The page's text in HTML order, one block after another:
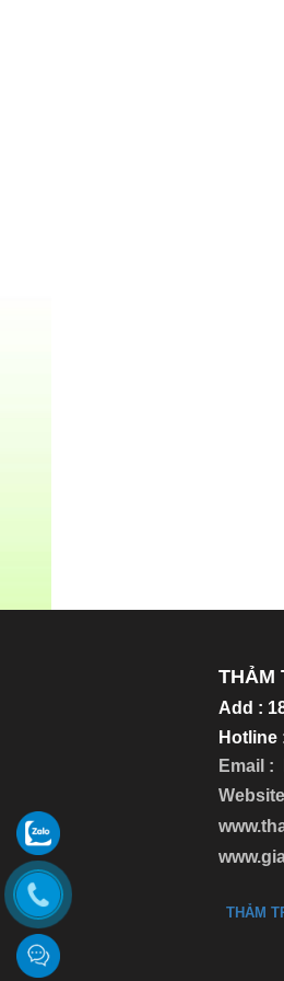
THẢM
Add :
Hotline
Email :
THẢM